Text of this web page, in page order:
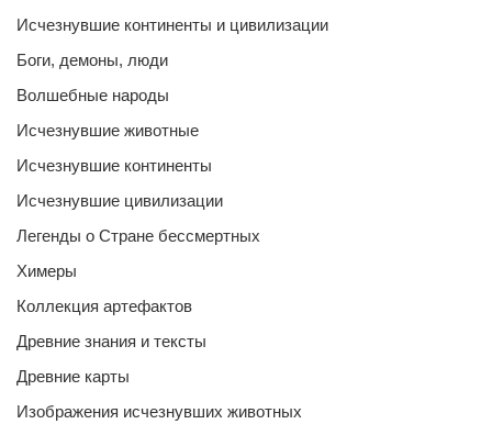
Исчезнувшие континенты и цивилизации
Боги, демоны, люди
Волшебные народы
Исчезнувшие животные
Исчезнувшие континенты
Исчезнувшие цивилизации
Легенды о Стране бессмертных
Химеры
Коллекция артефактов
Древние знания и тексты
Древние карты
Изображения исчезнувших животных